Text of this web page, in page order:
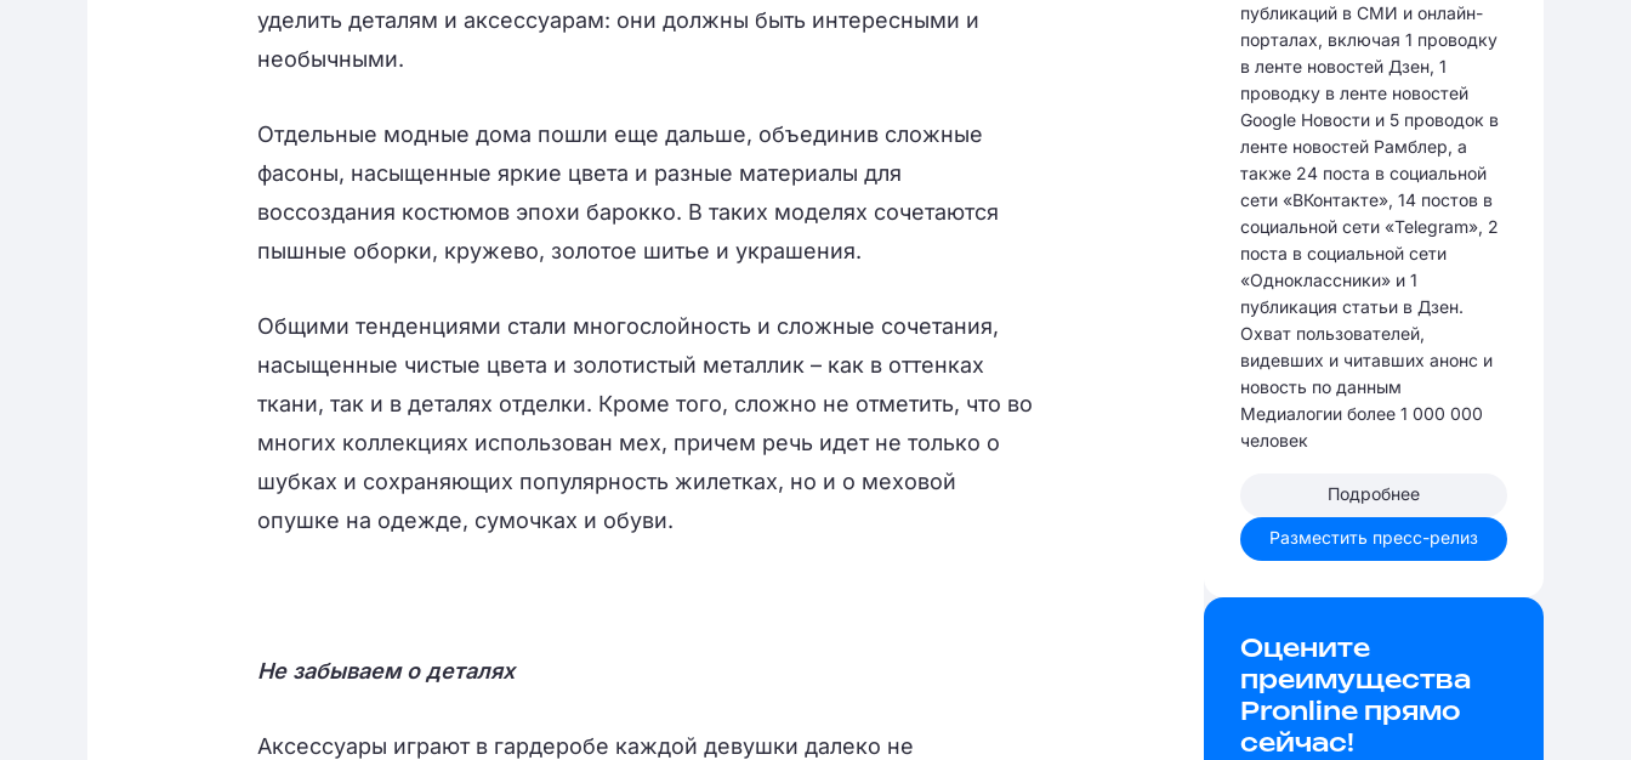
уделить деталям и аксессуарам: они должны быть интересными и
необычными.
Отдельные модные дома пошли еще дальше, объединив сложные
фасоны, насыщенные яркие цвета и разные материалы для
воссоздания костюмов эпохи барокко. В таких моделях сочетаются
пышные оборки, кружево, золотое шитье и украшения.
Общими тенденциями стали многослойность и сложные сочетания,
насыщенные чистые цвета и золотистый металлик – как в оттенках
ткани, так и в деталях отделки. Кроме того, сложно не отметить, что во
многих коллекциях использован мех, причем речь идет не только о
шубках и сохраняющих популярность жилетках, но и о меховой
опушке на одежде, сумочках и обуви.
Не забываем о деталях
Аксессуары играют в гардеробе каждой девушки далеко не
публикаций в СМИ и онлайн-
порталах, включая 1 проводку
в ленте новостей Дзен, 1
проводку в ленте новостей
Google Новости и 5 проводок в
ленте новостей Рамблер, а
также 24 поста в социальной
сети «ВКонтакте», 14 постов в
социальной сети «Telegram», 2
поста в социальной сети
«Одноклассники» и 1
публикация статьи в Дзен.
Охват пользователей,
видевших и читавших анонс и
новость по данным
Медиалогии более 1 000 000
человек
Подробнее
Разместить пресс-релиз
Оцените
преимущества
Pronline прямо
сейчас!